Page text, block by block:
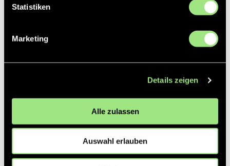
Statistiken
Marketing
Details zeigen
Alle zulassen
Auswahl erlauben
Partner